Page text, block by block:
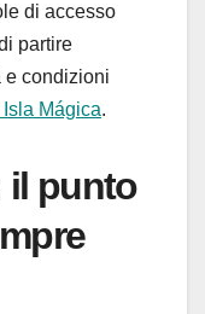
di accesso
partire
e condizioni
Mágica.
il punto